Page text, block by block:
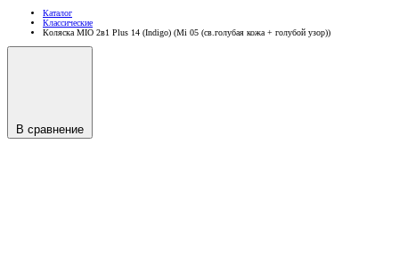
Каталог
Классические
Коляска MIO 2в1 Plus 14 (Indigo) (Mi 05 (св.голубая кожа + голубой узор))
В сравнение